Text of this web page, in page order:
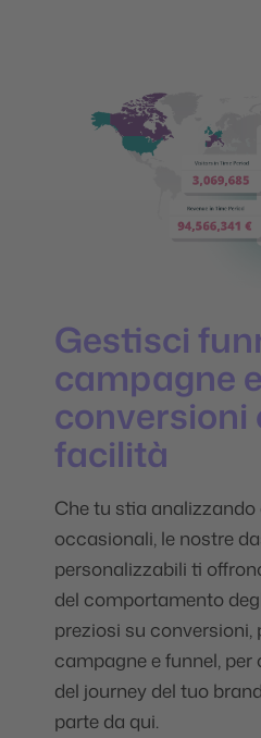
Gestisci
campagne e
conversioni
facilità
Che tu stia
occasionali, le nostre
personalizzabili ti
del comportamento
preziosi su conversioni,
campagne e funnel,
del journey del tuo
parte da qui.